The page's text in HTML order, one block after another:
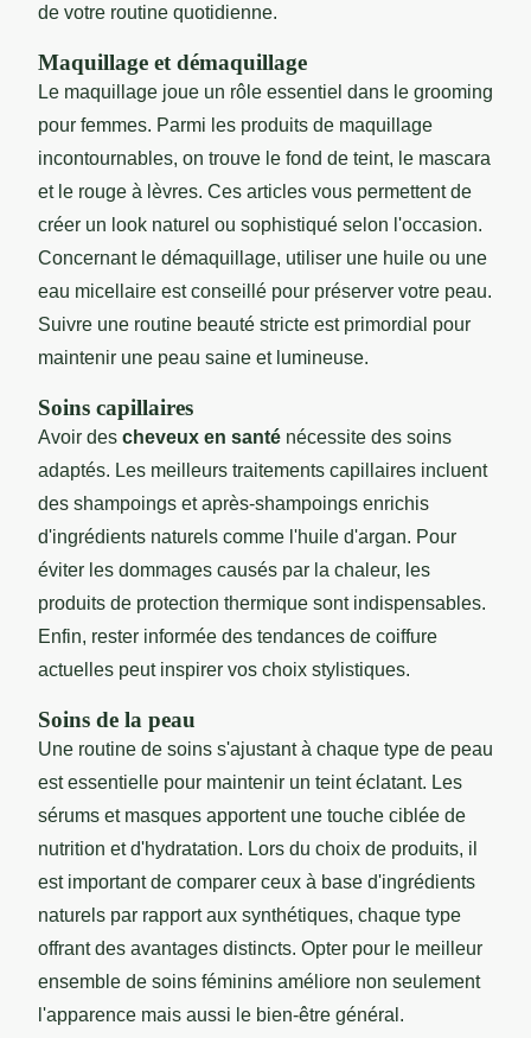
de votre routine quotidienne.
Maquillage et démaquillage
Le maquillage joue un rôle essentiel dans le grooming
pour femmes. Parmi les produits de maquillage
incontournables, on trouve le fond de teint, le mascara
et le rouge à lèvres. Ces articles vous permettent de
créer un look naturel ou sophistiqué selon l'occasion.
Concernant le démaquillage, utiliser une huile ou une
eau micellaire est conseillé pour préserver votre peau.
Suivre une routine beauté stricte est primordial pour
maintenir une peau saine et lumineuse.
Soins capillaires
Avoir des cheveux en santé nécessite des soins
adaptés. Les meilleurs traitements capillaires incluent
des shampoings et après-shampoings enrichis
d'ingrédients naturels comme l'huile d'argan. Pour
éviter les dommages causés par la chaleur, les
produits de protection thermique sont indispensables.
Enfin, rester informée des tendances de coiffure
actuelles peut inspirer vos choix stylistiques.
Soins de la peau
Une routine de soins s'ajustant à chaque type de peau
est essentielle pour maintenir un teint éclatant. Les
sérums et masques apportent une touche ciblée de
nutrition et d'hydratation. Lors du choix de produits, il
est important de comparer ceux à base d'ingrédients
naturels par rapport aux synthétiques, chaque type
offrant des avantages distincts. Opter pour le meilleur
ensemble de soins féminins améliore non seulement
l'apparence mais aussi le bien-être général.